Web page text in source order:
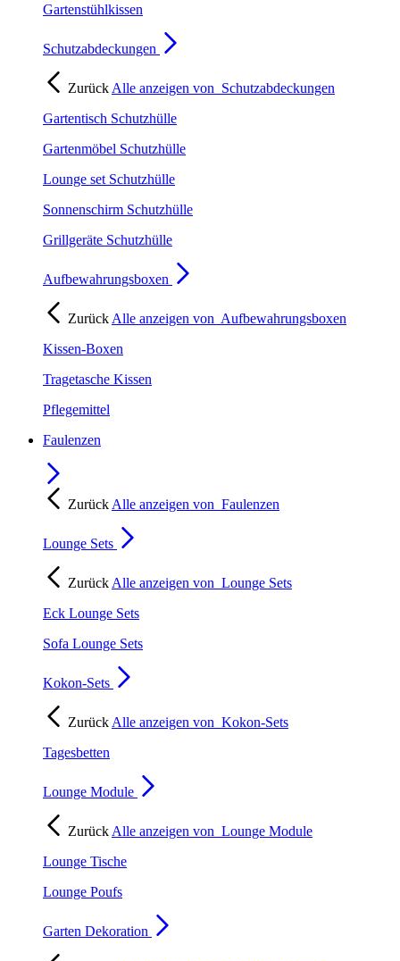
Gartenstühlkissen
Schutzabdeckungen
Zurück Alle anzeigen von Schutzabdeckungen
Gartentisch Schutzhülle
Gartenmöbel Schutzhülle
Lounge set Schutzhülle
Sonnenschirm Schutzhülle
Grillgeräte Schutzhülle
Aufbewahrungsboxen
Zurück Alle anzeigen von Aufbewahrungsboxen
Kissen-Boxen
Tragetasche Kissen
Pflegemittel
Faulenzen
Zurück Alle anzeigen von Faulenzen
Lounge Sets
Zurück Alle anzeigen von Lounge Sets
Eck Lounge Sets
Sofa Lounge Sets
Kokon-Sets
Zurück Alle anzeigen von Kokon-Sets
Tagesbetten
Lounge Module
Zurück Alle anzeigen von Lounge Module
Lounge Tische
Lounge Poufs
Garten Dekoration